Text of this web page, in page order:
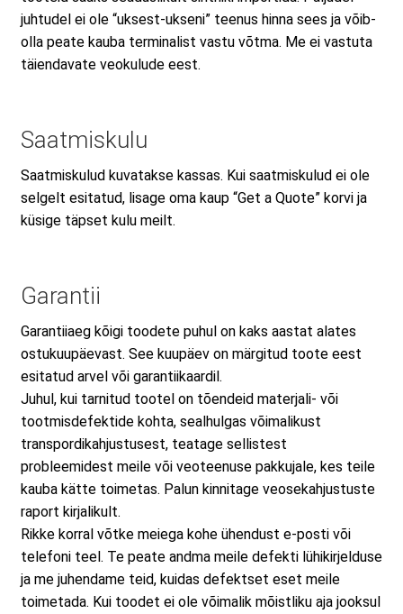
juhtudel ei ole “uksest-ukseni” teenus hinna sees ja võib-
olla peate kauba terminalist vastu võtma. Me ei vastuta
täiendavate veokulude eest.
Saatmiskulu
Saatmiskulud kuvatakse kassas. Kui saatmiskulud ei ole
selgelt esitatud, lisage oma kaup “Get a Quote” korvi ja
küsige täpset kulu meilt.
Garantii
Garantiiaeg kõigi toodete puhul on kaks aastat alates
ostukuupäevast. See kuupäev on märgitud toote eest
esitatud arvel või garantiikaardil.
Juhul, kui tarnitud tootel on tõendeid materjali- või
tootmisdefektide kohta, sealhulgas võimalikust
transpordikahjustusest, teatage sellistest
probleemidest meile või veoteenuse pakkujale, kes teile
kauba kätte toimetas. Palun kinnitage veosekahjustuste
raport kirjalikult.
Rikke korral võtke meiega kohe ühendust e-posti või
telefoni teel. Te peate andma meile defekti lühikirjelduse
ja me juhendame teid, kuidas defektset eset meile
toimetada. Kui toodet ei ole võimalik mõistliku aja jooksul